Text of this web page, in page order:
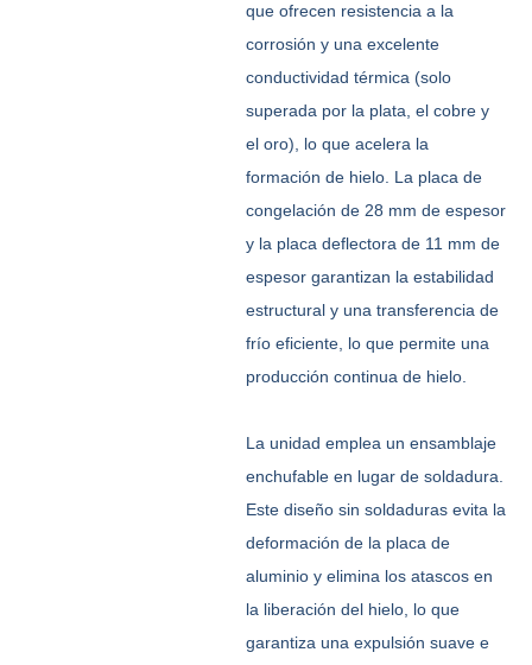
que ofrecen resistencia a la
corrosión y una excelente
conductividad térmica (solo
superada por la plata, el cobre y
el oro), lo que acelera la
formación de hielo. La placa de
congelación de 28 mm de espesor
y la placa deflectora de 11 mm de
espesor garantizan la estabilidad
estructural y una transferencia de
frío eficiente, lo que permite una
producción continua de hielo.
La unidad emplea un ensamblaje
enchufable en lugar de soldadura.
Este diseño sin soldaduras evita la
deformación de la placa de
aluminio y elimina los atascos en
la liberación del hielo, lo que
garantiza una expulsión suave e